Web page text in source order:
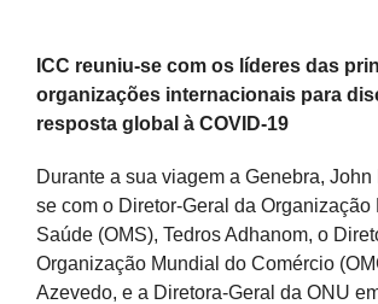
Larger
Image
ICC reuniu-se com os líderes das
organizações internacionais para
resposta global à COVID-19
Durante a sua viagem a Genebra,
se com o Diretor-Geral da Organização
Saúde (OMS), Tedros Adhanom, o
Organização Mundial do Comércio
Azevedo, e a Diretora-Geral da ONU